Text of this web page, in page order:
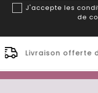
J'accepte les
de
50€